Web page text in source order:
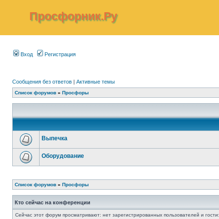
Просфорник.Ру
Вход Регистрация
Сообщения без ответов | Активные темы
Список форумов » Просфоры
Выпечка
Оборудование
Список форумов » Просфоры
Кто сейчас на конференции
Сейчас этот форум просматривают: нет зарегистрированных пользователей и